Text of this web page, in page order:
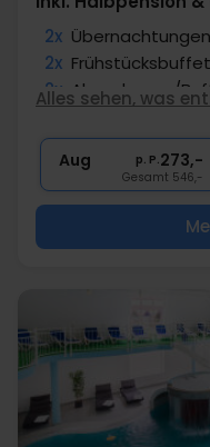
2x Übernachtungen
2x Frühstücksbuffet
2x Abendmenu/
∞ Gratis Nutzung
Alles sehen, was
Aug p. P.273,-
Gesamt 546,-